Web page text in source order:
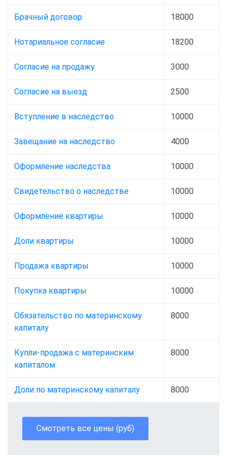
Брачный договор 18000
Нотариальное согласие 18200
Согласие на продажу 3000
Согласие на выезд 2500
Вступление в наследство 10000
Завещание на наследство 4000
Оформление наследства 10000
Свидетельство о наследстве 10000
Оформление квартиры 10000
Доли квартиры 10000
Продажа квартиры 10000
Покупка квартиры 10000
Обязательство по материнскому
капиталу
8000
Купли-продажа с материнским
капиталом
8000
Доли по материнскому капиталу 8000
Смотреть все цены (руб)